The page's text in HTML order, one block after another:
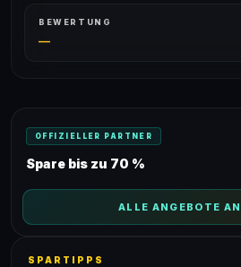
BEWERTUNG
—
OFFIZIELLER PARTNER
Spare bis zu 70 %
ALLE ANGEBOTE
SPARTIPPS